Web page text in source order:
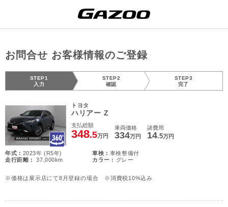
お問合せ お客様情報のご登録
STEP1
入力
STEP2
確認
STEP3
完了
トヨタ
ハリアー Z
支払総額
348.5万円
車両価格
334万円
諸費用
14.5万円
年式 : 2023年 (R5年) 車検 : 車検整備付
走行距離 :
37,000km カラー : グレー
※価格は展示店にて8月登録の場合 ※消費税10%込み